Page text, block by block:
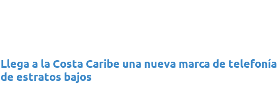
Llega a la Costa Caribe una nueva marca de
de estratos bajos